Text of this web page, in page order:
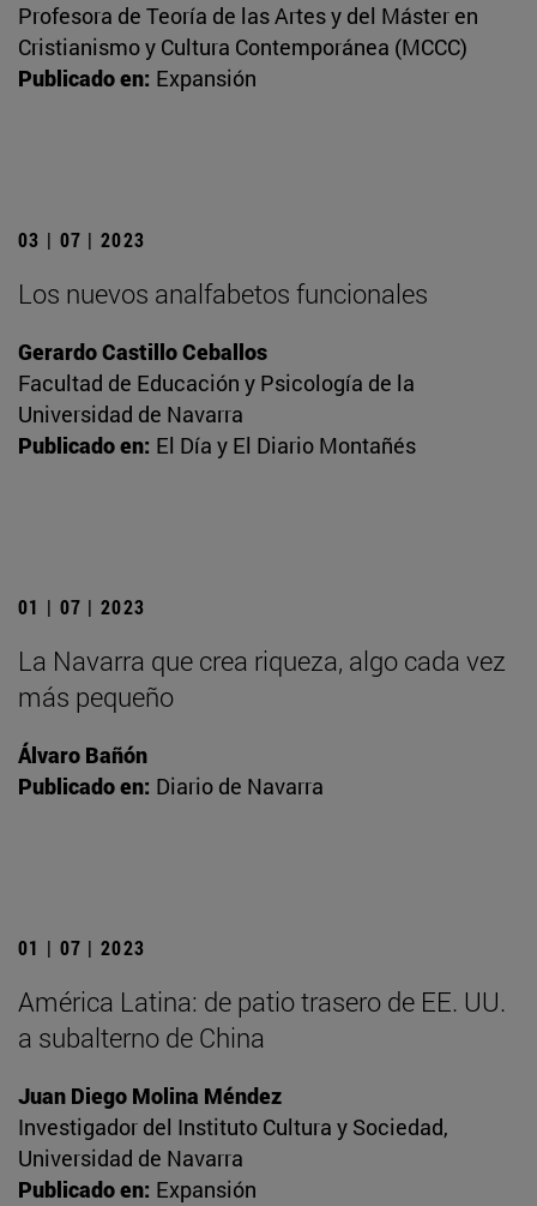
Profesora de Teoría de las Artes y del Máster en
Cristianismo y Cultura Contemporánea (MCCC)
Publicado en: Expansión
03 | 07 | 2023
Los nuevos analfabetos funcionales
Gerardo Castillo Ceballos
Facultad de Educación y Psicología de la
Universidad de Navarra
Publicado en: El Día y El Diario Montañés
01 | 07 | 2023
La Navarra que crea riqueza, algo cada vez
más pequeño
Álvaro Bañón
Publicado en: Diario de Navarra
01 | 07 | 2023
América Latina: de patio trasero de EE. UU.
a subalterno de China
Juan Diego Molina Méndez
Investigador del Instituto Cultura y Sociedad,
Universidad de Navarra
Publicado en: Expansión